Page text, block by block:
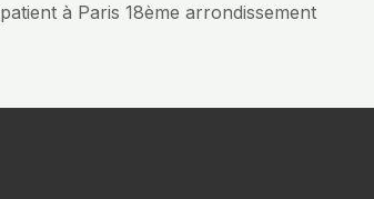
patient à Paris 18ème arrondissement